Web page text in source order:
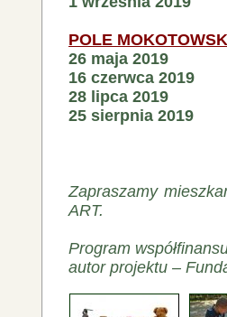
POLE
26 maja 2019
16 czerwca 2019
28 lipca 2019
25 sierpnia 2019
Zapraszamy
ART.
Program
autor projektu –